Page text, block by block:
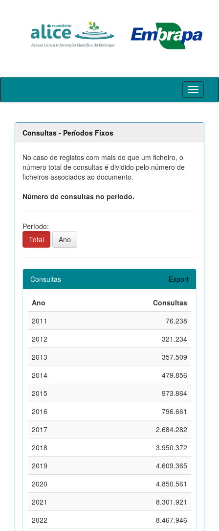
Skip
Consultas - Períodos Fixos
No caso de registos com mais do que um ficheiro, o
número total de consultas é dividido pelo número de
ficheiros associados ao documento.
Número de consultas no período.
Período:
Total
Ano
Consultas Export
Ano
Consultas
2011
76.238
2012
321.234
2013
357.509
2014
479.856
2015
973.864
2016
796.661
2017
2.684.282
2018
3.950.372
2019
4.609.365
2020
4.850.561
2021
8.301.921
2022
8.467.946